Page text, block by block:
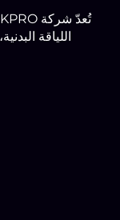
اللياقة